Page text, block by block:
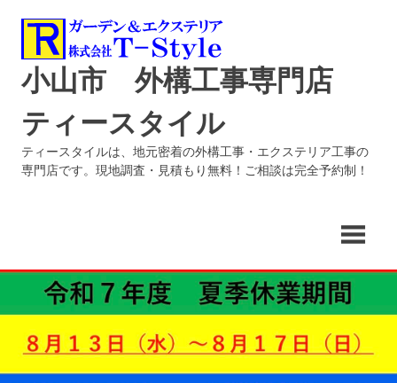
小山市 外構工事専門店
ティースタイル
ティースタイルは、地元密着の外構工事・エクステリア工事の
専門店です。現地調査・見積もり無料！ご相談は完全予約制！